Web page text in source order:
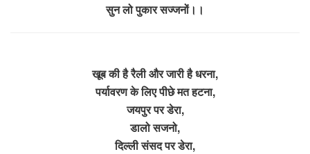
सुन लो पुकार सज्जनों।।
खूब की है रैली और जारी है धरना,
पर्यावरण के लिए पीछे मत हटना,
जयपुर पर डेरा,
डालो सजनो,
दिल्ली संसद पर डेरा,